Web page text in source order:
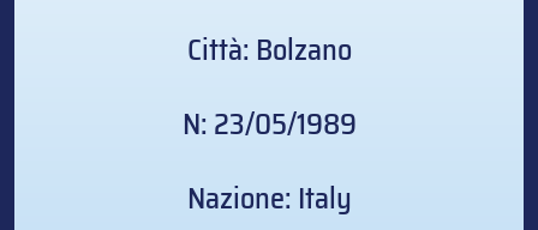
Città: Bolzano
N: 23/05/1989
Nazione: Italy